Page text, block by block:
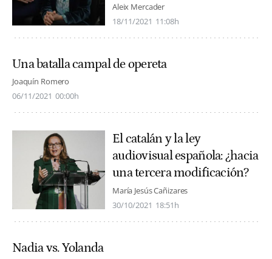
Aleix Mercader
18/11/2021 11:08h
Una batalla campal de opereta
Joaquín Romero
06/11/2021 00:00h
El catalán y la ley
audiovisual española: ¿hacia
una tercera modificación?
María Jesús Cañizares
30/10/2021 18:51h
Nadia vs. Yolanda